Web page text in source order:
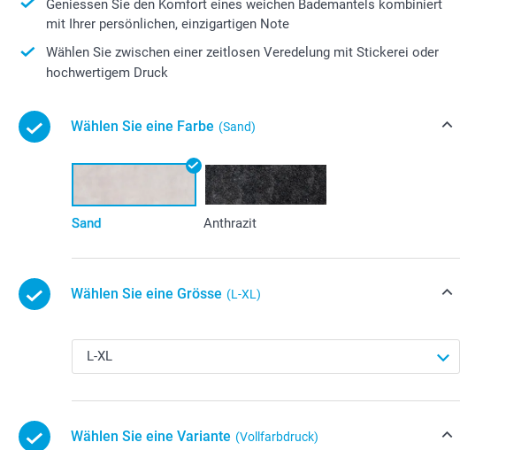
Geniessen Sie den Komfort eines weichen Bademantels kombiniert
mit Ihrer persönlichen, einzigartigen Note
Wählen Sie zwischen einer zeitlosen Veredelung mit Stickerei oder
hochwertigem Druck
Wählen Sie eine Farbe (Sand)
Sand Anthrazit
Wählen Sie eine Grösse (L-XL)
Wählen Sie eine Variante (Vollfarbdruck)